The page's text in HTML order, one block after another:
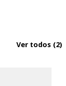
Ver todos (2)